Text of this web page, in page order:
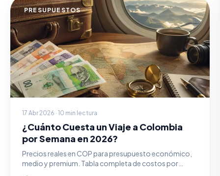
PRESUPUESTOS
17 Abr 2026 · 10 min lectura
¿Cuánto Cuesta un Viaje a Colombia
por Semana en 2026?
Precios reales en COP para presupuesto económico,
medio y premium. Tabla completa de costos por